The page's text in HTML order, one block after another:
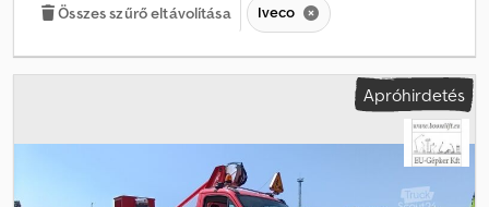
Összes szűrő eltávolítása Iveco
Apróhirdetés